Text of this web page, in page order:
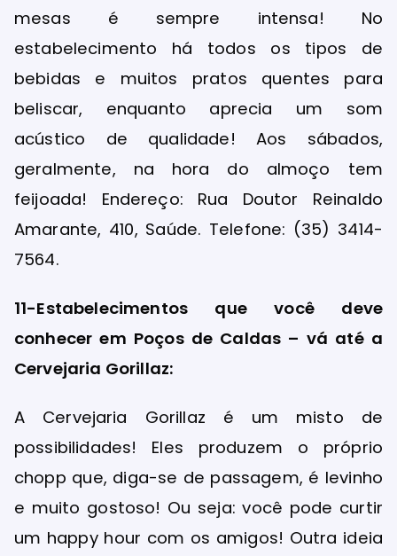
mesas é sempre intensa! No
estabelecimento há todos os tipos de
bebidas e muitos pratos quentes para
beliscar, enquanto aprecia um som
acústico de qualidade! Aos sábados,
geralmente, na hora do almoço tem
feijoada! Endereço: Rua Doutor Reinaldo
Amarante, 410, Saúde. Telefone: (35) 3414-
7564.
11-Estabelecimentos que você deve
conhecer em Poços de Caldas – vá até a
Cervejaria Gorillaz:
A Cervejaria Gorillaz é um misto de
possibilidades! Eles produzem o próprio
chopp que, diga-se de passagem, é levinho
e muito gostoso! Ou seja: você pode curtir
um happy hour com os amigos! Outra ideia